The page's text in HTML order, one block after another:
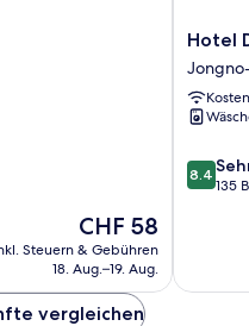
Der
Preis
beträgt
CHF 58
Steuern & Gebühren
18. Aug.–19. Aug.
Hotel
Dada
Jongno-
gu
Hotel
8.4
von
8.4
135
vergleichen